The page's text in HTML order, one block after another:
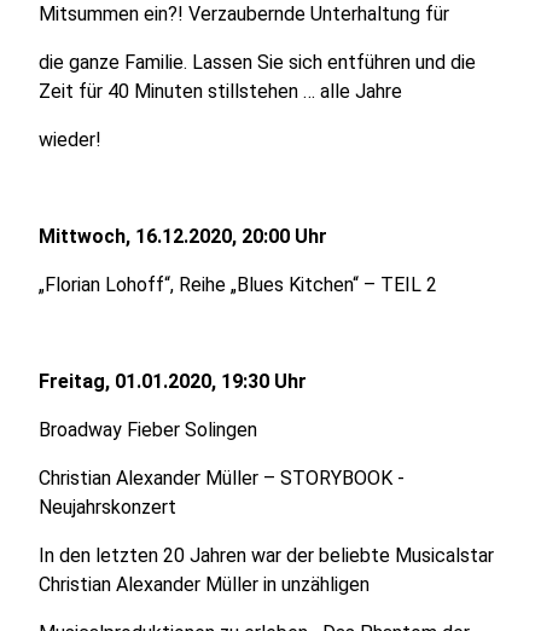
Mitsummen ein?! Verzaubernde Unterhaltung für
die ganze Familie. Lassen Sie sich entführen und die
Zeit für 40 Minuten stillstehen … alle Jahre
wieder!
Mittwoch, 16.12.2020, 20:00 Uhr
„Florian Lohoff“, Reihe „Blues Kitchen“ – TEIL 2
Freitag, 01.01.2020, 19:30 Uhr
Broadway Fieber Solingen
Christian Alexander Müller – STORYBOOK -
Neujahrskonzert
In den letzten 20 Jahren war der beliebte Musicalstar
Christian Alexander Müller in unzähligen